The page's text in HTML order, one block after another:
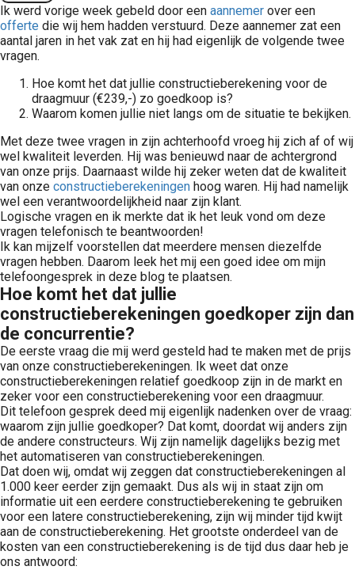
Ik werd vorige week gebeld door een aannemer over een
offerte die wij hem hadden verstuurd. Deze aannemer zat een
aantal jaren in het vak zat en hij had eigenlijk de volgende twee
vragen.
Hoe komt het dat jullie constructieberekening voor de
draagmuur (€239,-) zo goedkoop is?
Waarom komen jullie niet langs om de situatie te bekijken.
Met deze twee vragen in zijn achterhoofd vroeg hij zich af of wij
wel kwaliteit leverden. Hij was benieuwd naar de achtergrond
van onze prijs. Daarnaast wilde hij zeker weten dat de kwaliteit
van onze constructieberekeningen hoog waren. Hij had namelijk
wel een verantwoordelijkheid naar zijn klant.
Logische vragen en ik merkte dat ik het leuk vond om deze
vragen telefonisch te beantwoorden!
Ik kan mijzelf voorstellen dat meerdere mensen diezelfde
vragen hebben. Daarom leek het mij een goed idee om mijn
telefoongesprek in deze blog te plaatsen.
Hoe komt het dat jullie
constructieberekeningen goedkoper zijn dan
de concurrentie?
De eerste vraag die mij werd gesteld had te maken met de prijs
van onze constructieberekeningen. Ik weet dat onze
constructieberekeningen relatief goedkoop zijn in de markt en
zeker voor een constructieberekening voor een draagmuur.
Dit telefoon gesprek deed mij eigenlijk nadenken over de vraag:
waarom zijn jullie goedkoper? Dat komt, doordat wij anders zijn
de andere constructeurs. Wij zijn namelijk dagelijks bezig met
het automatiseren van constructieberekeningen.
Dat doen wij, omdat wij zeggen dat constructieberekeningen al
1.000 keer eerder zijn gemaakt. Dus als wij in staat zijn om
informatie uit een eerdere constructieberekening te gebruiken
voor een latere constructieberekening, zijn wij minder tijd kwijt
aan de constructieberekening. Het grootste onderdeel van de
kosten van een constructieberekening is de tijd dus daar heb je
ons antwoord: